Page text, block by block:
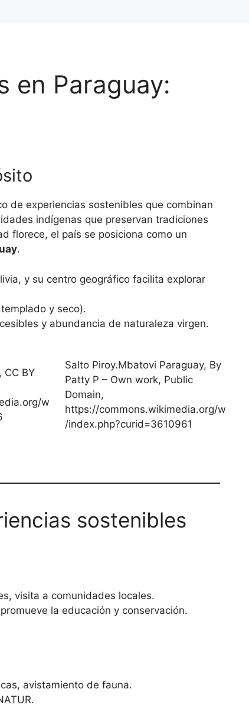
en Paraguay:
de experiencias sostenibles que combinan
indígenas que preservan tradiciones
florece, el país se posiciona como un
.
y su centro geográfico facilita explorar
y seco).
y abundancia de naturaleza virgen.
CC BY
w
Salto Piroy.Mbatovi Paraguay, By
Patty P – Own work, Public
Domain,
https://commons.wikimedia.org/w
/index.php?curid=3610961
sostenibles
visita a comunidades locales.
la educación y conservación.
avistamiento de fauna.